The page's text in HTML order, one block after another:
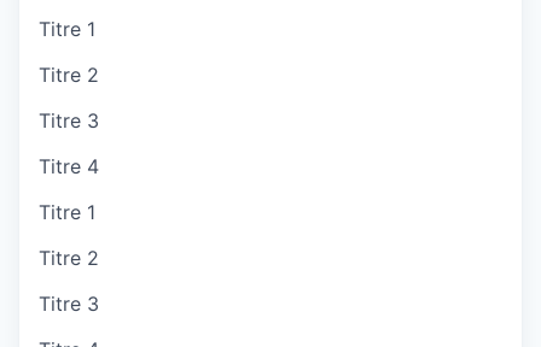
Titre 1
Titre 2
Titre 3
Titre 4
Titre 1
Titre 2
Titre 3